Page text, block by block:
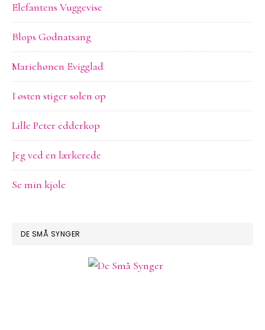
Elefantens Vuggevise
Blops Godnatsang
Mariehønen Evigglad
I østen stiger solen op
Lille Peter edderkop
Jeg ved en lærkerede
Se min kjole
DE SMÅ SYNGER